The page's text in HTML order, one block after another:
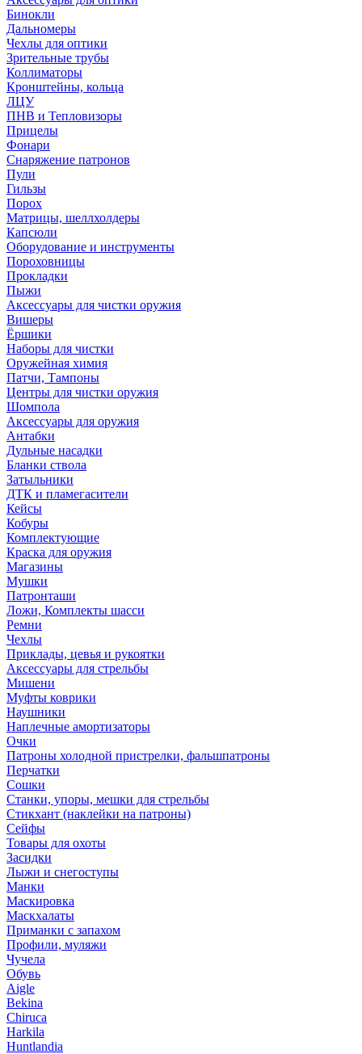
Бинокли
Дальномеры
Чехлы для оптики
Зрительные трубы
Коллиматоры
Кронштейны, кольца
ЛЦУ
ПНВ и Тепловизоры
Прицелы
Фонари
Снаряжение патронов
Пули
Гильзы
Порох
Матрицы, шеллхолдеры
Капсюли
Оборудование и инструменты
Пороховницы
Прокладки
Пыжи
Аксессуары для чистки оружия
Вишеры
Ёршики
Наборы для чистки
Оружейная химия
Патчи, Тампоны
Центры для чистки оружия
Шомпола
Аксессуары для оружия
Антабки
Дульные насадки
Бланки ствола
Затыльники
ДТК и пламегасители
Кейсы
Кобуры
Комплектующие
Краска для оружия
Магазины
Мушки
Патронташи
Ложи, Комплекты шасси
Ремни
Чехлы
Приклады, цевья и рукоятки
Аксессуары для стрельбы
Мишени
Муфты коврики
Наушники
Наплечные амортизаторы
Очки
Патроны холодной пристрелки, фальшпатроны
Перчатки
Сошки
Станки, упоры, мешки для стрельбы
Стикхант (наклейки на патроны)
Сейфы
Товары для охоты
Засидки
Лыжи и снегоступы
Манки
Маскировка
Маскхалаты
Приманки с запахом
Профили, муляжи
Чучела
Обувь
Aigle
Bekina
Chiruсa
Harkila
Huntlandia